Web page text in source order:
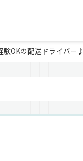
験OKの配送ドライバー♪